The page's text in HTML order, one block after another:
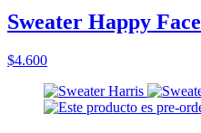
Sweater Happy Face
$4.600